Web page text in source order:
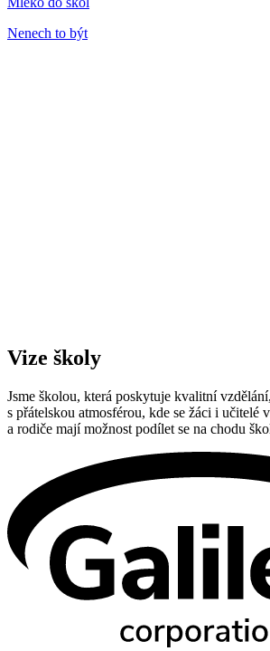
Nenech to být
Vize školy
Jsme školou, která poskytuje kvalitní
s přátelskou atmosférou, kde se žáci i učitelé
a rodiče mají možnost podílet se na chodu